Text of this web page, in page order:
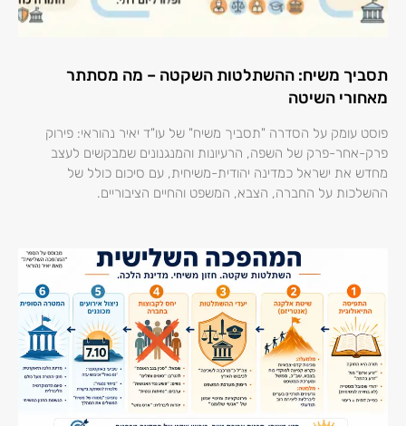
תסביך משיח: ההשתלטות השקטה – מה מסתתר
מאחורי השיטה
פוסט עומק על הסדרה "תסביך משיח" של עו"ד יאיר נהוראי: פירוק
פרק-אחר-פרק של השפה, הרעיונות והמנגנונים שמבקשים לעצב
מחדש את ישראל כמדינה יהודית-משיחית, עם סיכום כולל של
ההשלכות על החברה, הצבא, המשפט והחיים הציבוריים.